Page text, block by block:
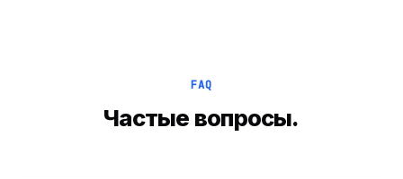
FAQ
Частые вопросы.